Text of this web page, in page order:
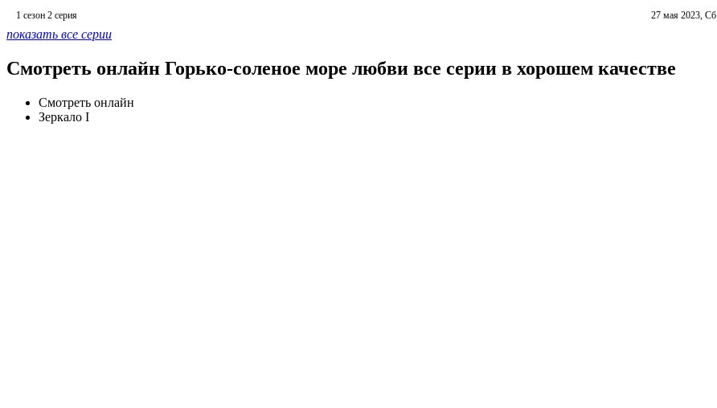
1 сезон 2 серия
27 мая 2023, Сб
показать все серии
Смотреть онлайн Горько-соленое море любви все серии в хорошем качестве
Смотреть онлайн
Зеркало I